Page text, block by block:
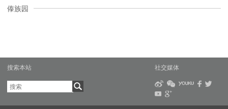
傣族园
搜索本站 社交媒体